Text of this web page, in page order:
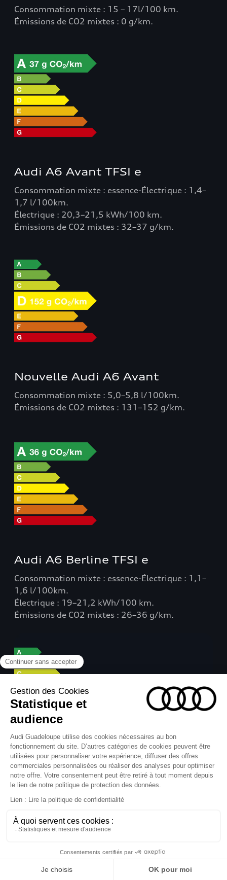
Consommation mixte : 15 – 17l/100 km.
Émissions de CO2 mixtes : 0 g/km.
Audi A6 Avant TFSI e
Consommation mixte : essence-Électrique : 1,4–
1,7 l/100km.
Électrique : 20,3–21,5 kWh/100 km.
Émissions de CO2 mixtes : 32–37 g/km.
Nouvelle Audi A6 Avant
Consommation mixte : 5,0–5,8 l/100km.
Émissions de CO2 mixtes : 131–152 g/km.
Audi A6 Berline TFSI e
Consommation mixte : essence-Électrique : 1,1–
1,6 l/100km.
Électrique : 19–21,2 kWh/100 km.
Émissions de CO2 mixtes : 26–36 g/km.
Audi A6
Consommation en cycle mixte (WLTP) (l/100 km)
: 4,9–6,0. Émissions de CO2 (WLTP) (g/km) :